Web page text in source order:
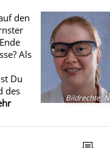
Bildrechte:
den
Als
Du
des